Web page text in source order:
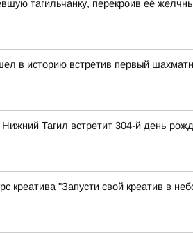
тагильчанку, перекроив её
в историю встретив первый
Тагил встретит 304-й день
креатива "Запусти свой креатив в